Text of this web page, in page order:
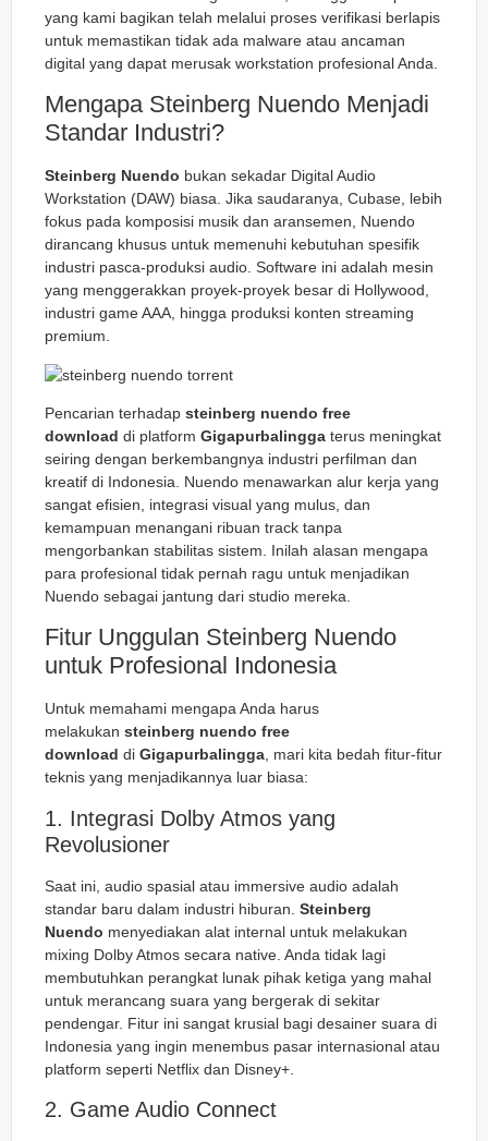
yang kami bagikan telah melalui proses verifikasi berlapis
untuk memastikan tidak ada malware atau ancaman
digital yang dapat merusak workstation profesional Anda.
Mengapa Steinberg Nuendo Menjadi
Standar Industri?
Steinberg Nuendo bukan sekadar Digital Audio
Workstation (DAW) biasa. Jika saudaranya, Cubase, lebih
fokus pada komposisi musik dan aransemen, Nuendo
dirancang khusus untuk memenuhi kebutuhan spesifik
industri pasca-produksi audio. Software ini adalah mesin
yang menggerakkan proyek-proyek besar di Hollywood,
industri game AAA, hingga produksi konten streaming
premium.
Pencarian terhadap steinberg nuendo free
download di platform Gigapurbalingga terus meningkat
seiring dengan berkembangnya industri perfilman dan
kreatif di Indonesia. Nuendo menawarkan alur kerja yang
sangat efisien, integrasi visual yang mulus, dan
kemampuan menangani ribuan track tanpa
mengorbankan stabilitas sistem. Inilah alasan mengapa
para profesional tidak pernah ragu untuk menjadikan
Nuendo sebagai jantung dari studio mereka.
Fitur Unggulan Steinberg Nuendo
untuk Profesional Indonesia
Untuk memahami mengapa Anda harus
melakukan steinberg nuendo free
download di Gigapurbalingga, mari kita bedah fitur-fitur
teknis yang menjadikannya luar biasa:
1. Integrasi Dolby Atmos yang
Revolusioner
Saat ini, audio spasial atau immersive audio adalah
standar baru dalam industri hiburan. Steinberg
Nuendo menyediakan alat internal untuk melakukan
mixing Dolby Atmos secara native . Anda tidak lagi
membutuhkan perangkat lunak pihak ketiga yang mahal
untuk merancang suara yang bergerak di sekitar
pendengar. Fitur ini sangat krusial bagi desainer suara di
Indonesia yang ingin menembus pasar internasional atau
platform seperti Netflix dan Disney+.
2. Game Audio Connect